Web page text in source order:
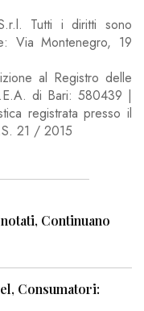
Tutti i diritti sono
Via Montenegro, 19
al Registro delle
di Bari: 580439 |
registrata presso il
21 / 2015
Continuano
Consumatori: